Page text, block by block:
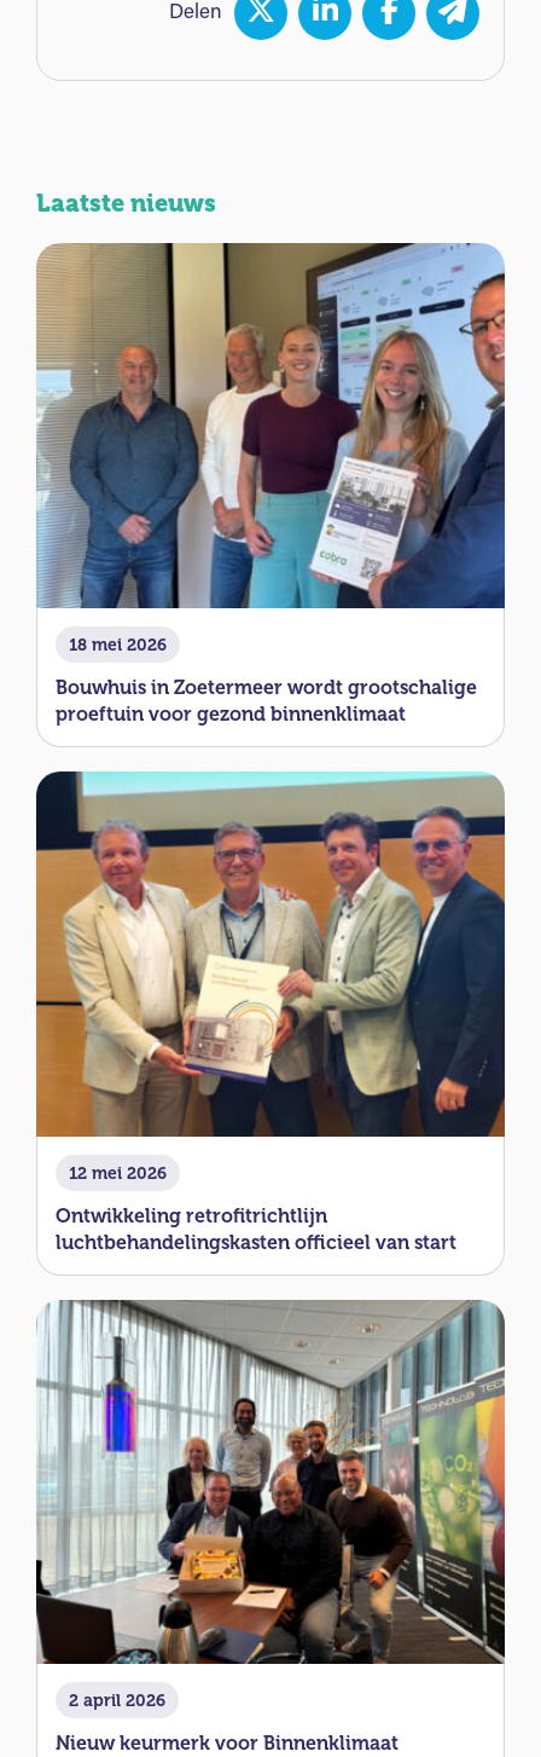
Delen
Laatste nieuws
18 mei 2026
Bouwhuis in Zoetermeer wordt grootschalige
proeftuin voor gezond binnenklimaat
12 mei 2026
Ontwikkeling retrofitrichtlijn
luchtbehandelingskasten officieel van start
2 april 2026
Nieuw keurmerk voor Binnenklimaat